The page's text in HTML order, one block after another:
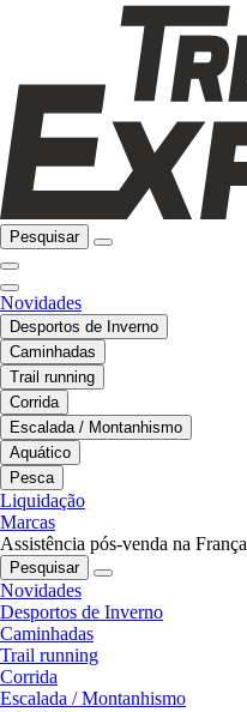
Pesquisar
Novidades
Desportos de Inverno
Caminhadas
Trail running
Corrida
Escalada / Montanhismo
Aquático
Pesca
Liquidação
Marcas
Assistência pós-venda na França
Pesquisar
Novidades
Desportos de Inverno
Caminhadas
Trail running
Corrida
Escalada / Montanhismo